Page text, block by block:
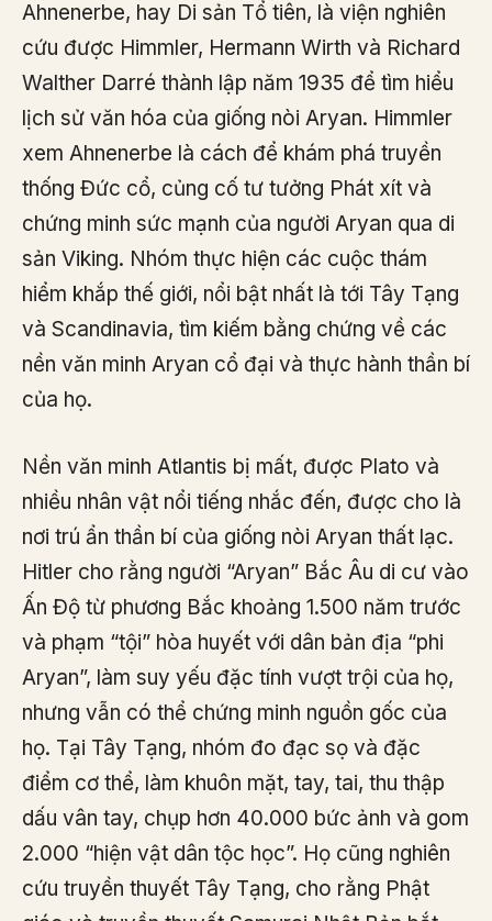
Ahnenerbe, hay Di sản Tổ tiên, là viện nghiên
cứu được Himmler, Hermann Wirth và Richard
Walther Darré thành lập năm 1935 để tìm hiểu
lịch sử văn hóa của giống nòi Aryan. Himmler
xem Ahnenerbe là cách để khám phá truyền
thống Đức cổ, củng cố tư tưởng Phát xít và
chứng minh sức mạnh của người Aryan qua di
sản Viking. Nhóm thực hiện các cuộc thám
hiểm khắp thế giới, nổi bật nhất là tới Tây Tạng
và Scandinavia, tìm kiếm bằng chứng về các
nền văn minh Aryan cổ đại và thực hành thần bí
của họ.
Nền văn minh Atlantis bị mất, được Plato và
nhiều nhân vật nổi tiếng nhắc đến, được cho là
nơi trú ẩn thần bí của giống nòi Aryan thất lạc.
Hitler cho rằng người “Aryan” Bắc Âu di cư vào
Ấn Độ từ phương Bắc khoảng 1.500 năm trước
và phạm “tội” hòa huyết với dân bản địa “phi
Aryan”, làm suy yếu đặc tính vượt trội của họ,
nhưng vẫn có thể chứng minh nguồn gốc của
họ. Tại Tây Tạng, nhóm đo đạc sọ và đặc
điểm cơ thể, làm khuôn mặt, tay, tai, thu thập
dấu vân tay, chụp hơn 40.000 bức ảnh và gom
2.000 “hiện vật dân tộc học”. Họ cũng nghiên
cứu truyền thuyết Tây Tạng, cho rằng Phật